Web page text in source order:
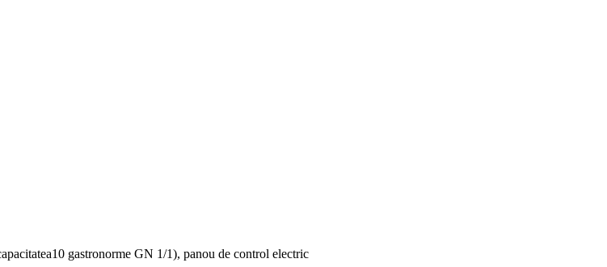
gastronorme GN 1/1), panou de control electric